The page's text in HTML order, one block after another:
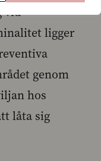
vid
ligger
genom
hos
låta sig